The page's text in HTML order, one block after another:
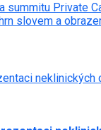
summitu Private
slovem a
neklinických